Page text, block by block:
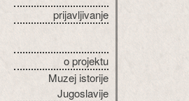
prijavljivanje
o projektu
Muzej istorije
Jugoslavije